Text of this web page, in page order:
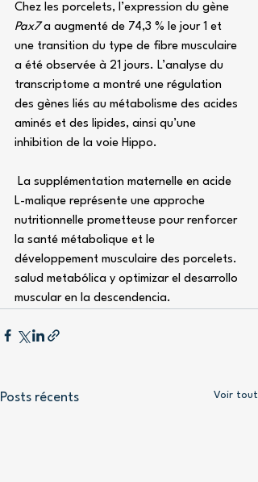
Chez les porcelets, l’expression du gène
Pax7 a augmenté de 74,3 % le jour 1 et
une transition du type de fibre musculaire
a été observée à 21 jours. L’analyse du
transcriptome a montré une régulation
des gènes liés au métabolisme des acides
aminés et des lipides, ainsi qu’une
inhibition de la voie Hippo.
La supplémentation maternelle en acide
L-malique représente une approche
nutritionnelle prometteuse pour renforcer
la santé métabolique et le
développement musculaire des porcelets.
salud metabólica y optimizar el desarrollo
muscular en la descendencia.
Posts récents Voir tout